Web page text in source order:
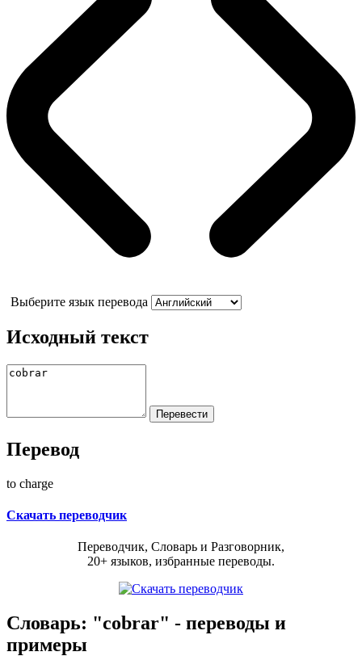
Выберите язык перевода
Исходный текст
Перевод
to charge
Скачать переводчик
Переводчик, Словарь и Разговорник,
20+ языков, избранные переводы.
Словарь: "cobrar" - переводы и
примеры